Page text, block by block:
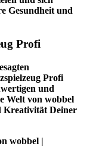
Gesundheit und
Profi
Profi
und
Welt von wobbel
Kreativität Deiner
wobbel |